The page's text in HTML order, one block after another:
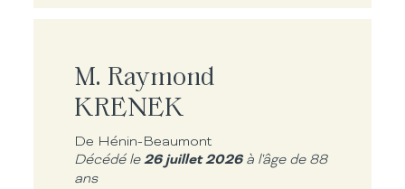
M. Raymond
KRENEK
De Hénin-Beaumont
Décédé le26 juillet 2026à l'âge de 88
ans